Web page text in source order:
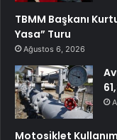
TBMM Başkanı
Yasa” Turu
Ağustos 6, 2026
Motosiklet